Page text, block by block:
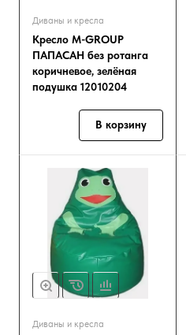
Диваны и кресла
Кресло M-GROUP
ПАПАСАН без ротанга
коричневое, зелёная
подушка 12010204
В корзину
Диваны и кресла